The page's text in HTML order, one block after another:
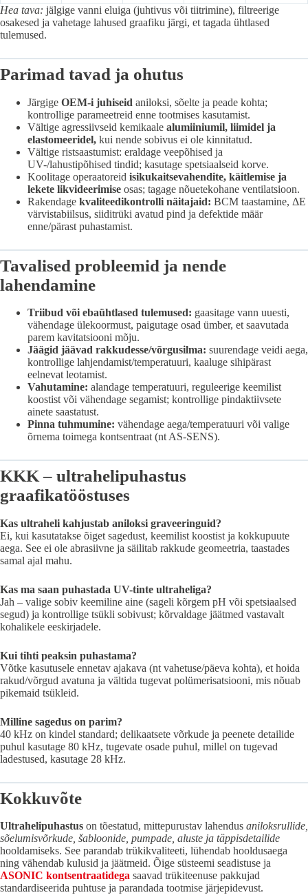
Hea tava: jälgige vanni eluiga (juhtivus või tiitrimine), filtreerige
osakesed ja vahetage lahused graafiku järgi, et tagada ühtlased
tulemused.
Parimad tavad ja ohutus
Järgige OEM-i juhiseid aniloksi, sõelte ja peade kohta;
kontrollige parameetreid enne tootmises kasutamist.
Vältige agressiivseid kemikaale alumiiniumil, liimidel ja
elastomeeridel, kui nende sobivus ei ole kinnitatud.
Vältige ristsaastumist: eraldage veepõhised ja
UV-/lahustipõhised tindid; kasutage spetsiaalseid korve.
Koolitage operaatoreid isikukaitsevahendite, käitlemise ja
lekete likvideerimise osas; tagage nõuetekohane ventilatsioon.
Rakendage kvaliteedikontrolli näitajaid: BCM taastamine, ΔE
värvistabiilsus, siiditrüki avatud pind ja defektide määr
enne/pärast puhastamist.
Tavalised probleemid ja nende
lahendamine
Triibud või ebaühtlased tulemused: gaasitage vann uuesti,
vähendage ülekoormust, paigutage osad ümber, et saavutada
parem kavitatsiooni mõju.
Jäägid jäävad rakkudesse/võrgusilma: suurendage veidi aega,
kontrollige lahjendamist/temperatuuri, kaaluge sihipärast
eelnevat leotamist.
Vahutamine: alandage temperatuuri, reguleerige keemilist
koostist või vähendage segamist; kontrollige pindaktiivsete
ainete saastatust.
Pinna tuhmumine: vähendage aega/temperatuuri või valige
õrnema toimega kontsentraat (nt AS-SENS).
KKK – ultrahelipuhastus
graafikatööstuses
Kas ultraheli kahjustab aniloksi graveeringuid?
Ei, kui kasutatakse õiget sagedust, keemilist koostist ja kokkupuute
aega. See ei ole abrasiivne ja säilitab rakkude geomeetria, taastades
samal ajal mahu.
Kas ma saan puhastada UV-tinte ultraheliga?
Jah – valige sobiv keemiline aine (sageli kõrgem pH või spetsiaalsed
segud) ja kontrollige tsükli sobivust; kõrvaldage jäätmed vastavalt
kohalikele eeskirjadele.
Kui tihti peaksin puhastama?
Võtke kasutusele ennetav ajakava (nt vahetuse/päeva kohta), et hoida
rakud/võrgud avatuna ja vältida tugevat polümerisatsiooni, mis nõuab
pikemaid tsükleid.
Milline sagedus on parim?
40 kHz on kindel standard; delikaatsete võrkude ja peenete detailide
puhul kasutage 80 kHz, tugevate osade puhul, millel on tugevad
ladestused, kasutage 28 kHz.
Kokkuvõte
Ultrahelipuhastus on tõestatud, mittepurustav lahendus aniloksrullide,
sõelumisvõrkude, šabloonide, pumpade, aluste ja täppisdetailide
hooldamiseks. See parandab trükikvaliteeti, lühendab hooldusaega
ning vähendab kulusid ja jäätmeid. Õige süsteemi seadistuse ja
ASONIC kontsentraatidega saavad trükiteenuse pakkujad
standardiseerida puhtuse ja parandada tootmise järjepidevust.